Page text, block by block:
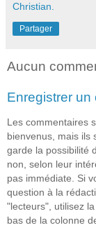
Christian.
Partager
Aucun
Enregistrer un
Les commentaires
bienvenus, mais ils
garde la possibilité
non, selon leur
pas immédiate. Si
question à la
"lecteurs", utilisez
bas de la colonne